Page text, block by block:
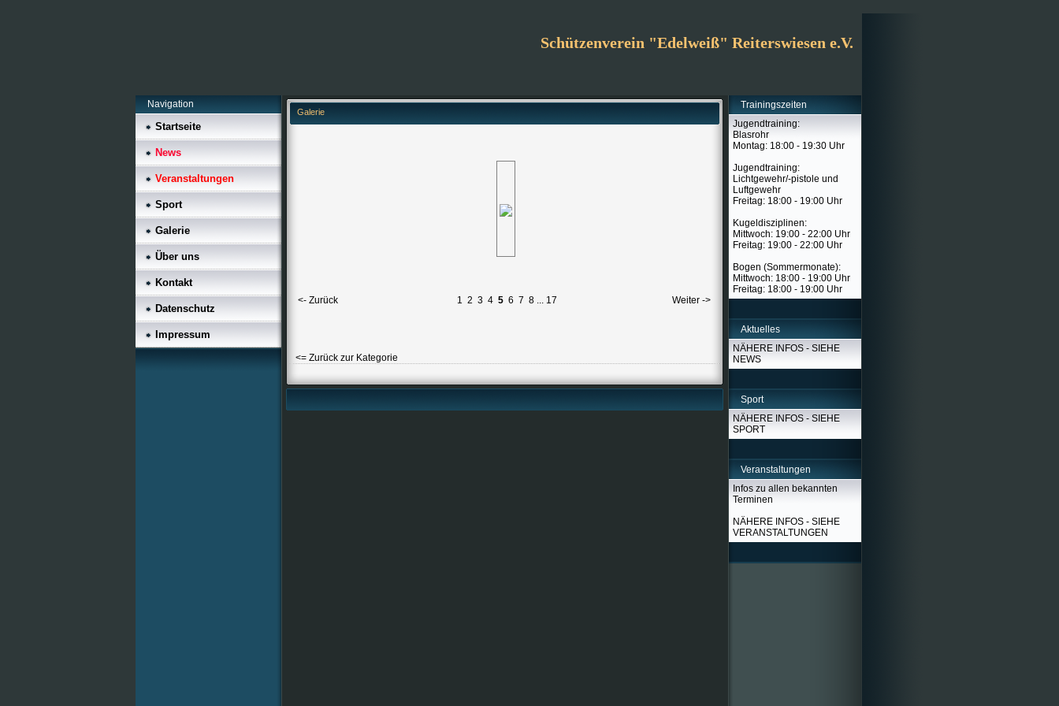
Schützenverein "Edelweiß" Reiterswiesen e.V.
Navigation
Startseite
News
Veranstaltungen
Sport
Galerie
Über uns
Kontakt
Datenschutz
Impressum
Galerie
<- Zurück 1 2 3 4 5 6 7 8... 17 Weiter ->
<= Zurück zur Kategorie
Trainingszeiten
Jugendtraining:
Blasrohr
Montag: 18:00 - 19:30 Uhr
Jugendtraining:
Lichtgewehr/-pistole und
Luftgewehr
Freitag: 18:00 - 19:00 Uhr
Kugeldisziplinen:
Mittwoch: 19:00 - 22:00 Uhr
Freitag: 19:00 - 22:00 Uhr
Bogen (Sommermonate):
Mittwoch: 18:00 - 19:00 Uhr
Freitag: 18:00 - 19:00 Uhr
Aktuelles
NÄHERE INFOS - SIEHE
NEWS
Sport
NÄHERE INFOS - SIEHE
SPORT
Veranstaltungen
Infos zu allen bekannten
Terminen
NÄHERE INFOS - SIEHE
VERANSTALTUNGEN